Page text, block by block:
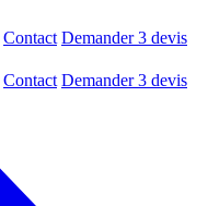
Contact Demander 3 devis
Contact Demander 3 devis